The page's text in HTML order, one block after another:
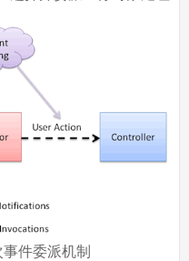
事件委派机制